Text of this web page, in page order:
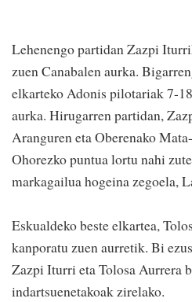
Lehenengo partidan Zazpi
zuen Canabalen aurka.
elkarteko Adonis pilotariak 7-
aurka. Hirugarren partidan,
Aranguren eta Oberenako
Ohorezko puntua lortu nahi
markagailua hogeina zegoela,
Eskualdeko beste elkartea,
kanporatu zuen aurretik. Bi
Zazpi Iturri eta Tolosa Aurrera
indartsuenetakoak zirelako.